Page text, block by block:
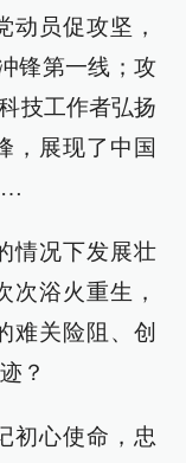
动员促攻坚，
锋第一线；攻
技工作者弘扬
，展现了中国
情况下发展壮
次浴火重生，
难关险阻、创
？
初心使命，忠